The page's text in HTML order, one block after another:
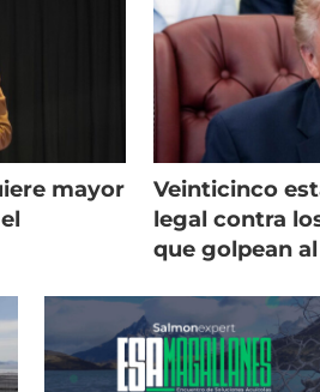
mayor
Veinticinco
legal contra
que golpean